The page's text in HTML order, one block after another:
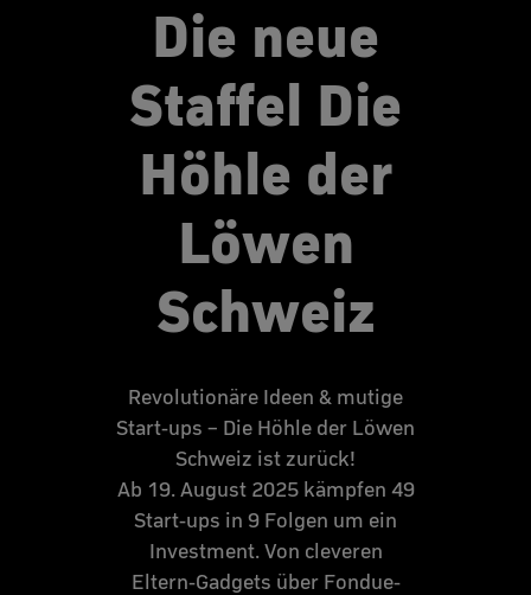
Die neue
Staffel Die
Höhle der
Löwen
Schweiz
Revolutionäre Ideen & mutige
Start-ups – Die Höhle der Löwen
Schweiz ist zurück!
Ab 19. August 2025 kämpfen 49
Start-ups in 9 Folgen um ein
Investment. Von cleveren
Eltern-Gadgets über Fondue-